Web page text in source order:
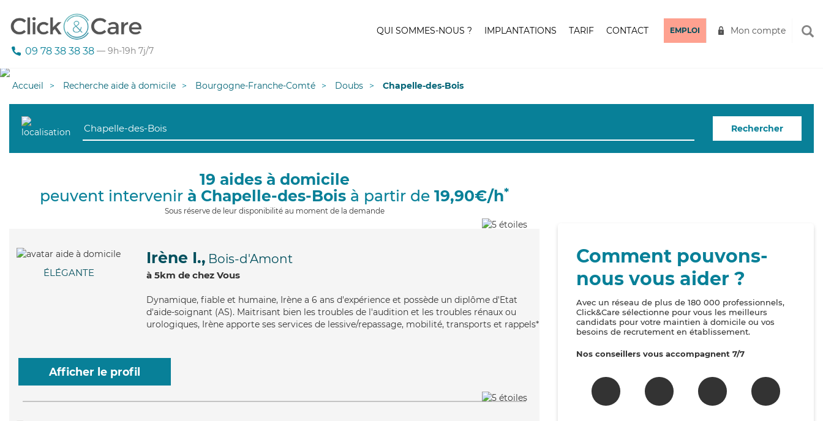
09 78 38 38 38 — 9h-19h 7j/7
QUI SOMMES-NOUS ? IMPLANTATIONS TARIF CONTACT EMPLOI Mon compte
Accueil Recherche aide à domicile Bourgogne-Franche-Comté Doubs Chapelle-des-Bois
Rechercher
19 aides à domicile
peuvent intervenir à Chapelle-des-Bois à partir de 19,90€/h*
Sous réserve de leur disponibilité au moment de la demande
ÉLÉGANTE
Irène I., Bois-d'Amont
à 5km de chez Vous
Dynamique, fiable et humaine, Irène a 6 ans d'expérience et possède un diplôme d'Etat
d'aide-soignant (AS). Maitrisant bien les troubles de l'audition et les troubles rénaux ou
urologiques, Irène apporte ses services de lessive/repassage, mobilité, transports et rappels*
Afficher le profil
Comment pouvons-
nous vous aider ?
Avec un réseau de plus de 180 000 professionnels,
Click&Care sélectionne pour vous les meilleurs
candidats pour votre maintien à domicile ou vos
besoins de recrutement en établissement.
Nos conseillers vous accompagnent 7/7